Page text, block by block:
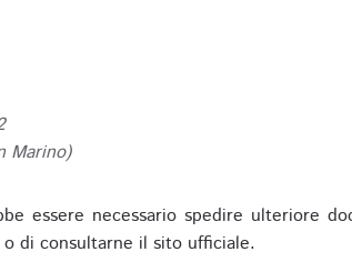
Marino)
essere necessario spedire ulteriore
di consultarne il sito ufficiale.